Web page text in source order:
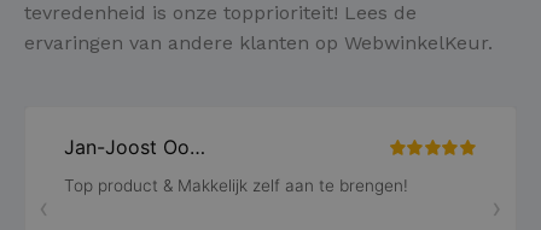
tevredenheid is onze topprioriteit! Lees de
ervaringen van andere klanten op WebwinkelKeur.